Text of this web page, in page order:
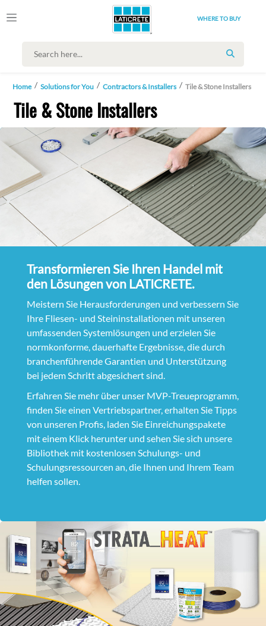
WHERE TO BUY
SEARCH
Home Solutions for You Contractors & Installers Tile & Stone Installers
Tile & Stone Installers
Transformieren Sie Ihren Handel mit
den Lösungen von LATICRETE.
Meistern Sie Herausforderungen und verbessern Sie
Ihre Fliesen- und Steininstallationen mit unseren
umfassenden Systemlösungen und erzielen Sie
normkonforme, dauerhafte Ergebnisse, die durch
branchenführende Garantien und Unterstützung
bei jedem Schritt abgesichert sind.
Erfahren Sie mehr über unser MVP-Treueprogramm,
finden Sie einen Vertriebspartner, erhalten Sie Tipps
von unseren Profis, laden Sie Einreichungspakete
mit einem Klick herunter und sehen Sie sich unsere
Bibliothek mit kostenlosen Schulungs- und
Schulungsressourcen an, die Ihnen und Ihrem Team
helfen sollen.